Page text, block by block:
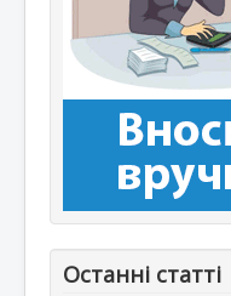
Останні статті